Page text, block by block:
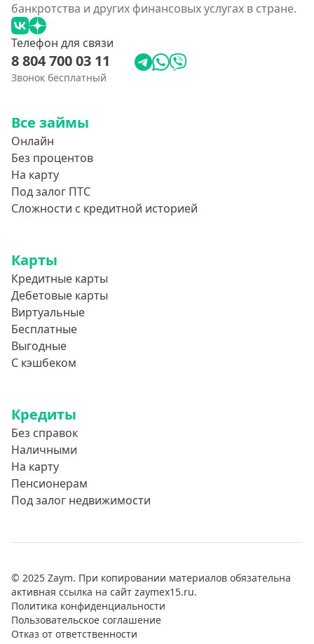
банкротства и других финансовых услугах в стране.
Телефон для связи
8 804 700 03 11
Звонок бесплатный
Все займы
Онлайн
Без процентов
На карту
Под залог ПТС
Сложности с кредитной историей
Карты
Кредитные карты
Дебетовые карты
Виртуальные
Бесплатные
Выгодные
С кэшбеком
Кредиты
Без справок
Наличными
На карту
Пенсионерам
Под залог недвижимости
© 2025 Zaym. При копировании материалов обязательна
активная ссылка на сайт zaymex15.ru.
Политика конфиденциальности
Пользовательское соглашение
Отказ от ответственности